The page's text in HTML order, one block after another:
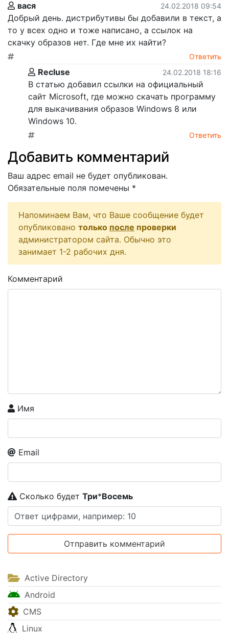
вася 24.02.2018 09:54
Добрый день. дистрибутивы бы добавили в текст, а
то у всех одно и тоже написано, а ссылок на
скачку образов нет. Где мне их найти?
Ответить
Recluse 24.02.2018 18:16
В статью добавил ссылки на официальный
сайт Microsoft, где можно скачать программу
для выкачивания образов Windows 8 или
Windows 10.
Ответить
Добавить комментарий
Ваш адрес email не будет опубликован.
Обязательные поля помечены *
Напоминаем Вам, что Ваше сообщение будет
опубликовано только после проверки
администратором сайта. Обычно это
занимает 1-2 рабочих дня.
Комментарий
Имя
Email
Сколько будет Tpи*Boceмь
Active Directory
Android
CMS
Linux